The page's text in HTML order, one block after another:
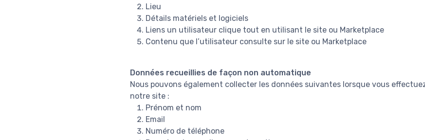
Lieu
Détails matériels et logiciels
Liens un utilisateur clique tout en utilisant le site ou Marketplace
Contenu que l’utilisateur consulte sur le site ou Marketplace
Données recueillies de façon non automatique
Nous pouvons également collecter les données suivantes lorsque vous
notre site :
Prénom et nom
Email
Numéro de téléphone